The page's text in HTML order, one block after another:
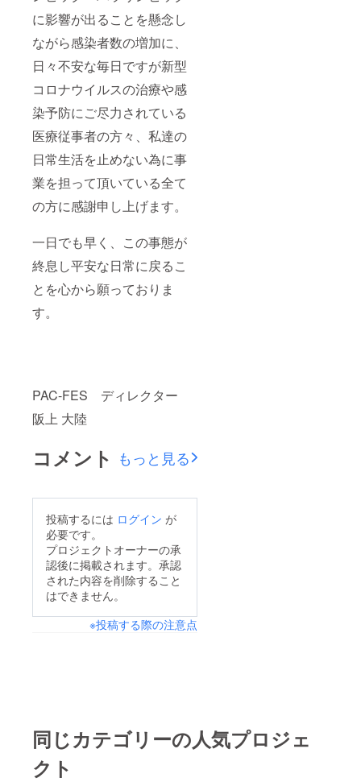
に影響が出ることを懸念し
ながら感染者数の増加に、
日々不安な毎日ですが新型
コロナウイルスの治療や感
染予防にご尽力されている
医療従事者の方々、私達の
日常生活を止めない為に事
業を担って頂いている全て
の方に感謝申し上げます。
一日でも早く、この事態が
終息し平安な日常に戻るこ
とを心から願っておりま
す。
PAC-FES ディレクター
阪上 大陸
コメント もっと見る
投稿するには ログイン が
必要です。
プロジェクトオーナーの承
認後に掲載されます。承認
された内容を削除すること
はできません。
※投稿する際の注意点
同じカテゴリーの人気プロジェ
クト